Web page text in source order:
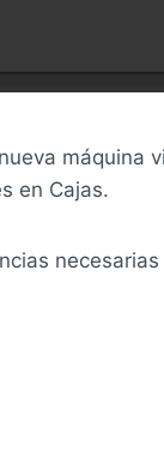
máquina
en Cajas.